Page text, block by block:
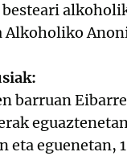
Alkoholiko
barruan
eta